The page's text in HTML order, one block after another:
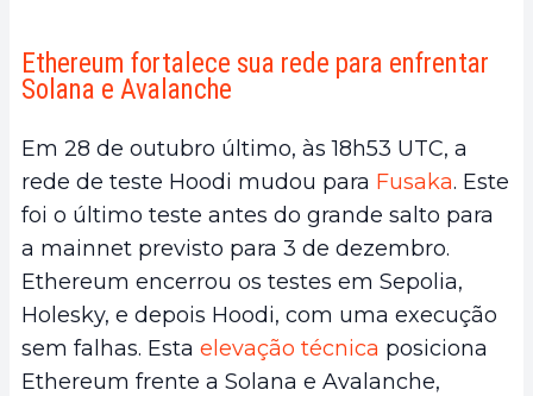
Ethereum fortalece sua rede para enfrentar
Solana e Avalanche
Em 28 de outubro último, às 18h53 UTC, a
rede de teste Hoodi mudou para Fusaka. Este
foi o último teste antes do grande salto para
a mainnet previsto para 3 de dezembro.
Ethereum encerrou os testes em Sepolia,
Holesky, e depois Hoodi, com uma execução
sem falhas. Esta elevação técnica posiciona
Ethereum frente a Solana e Avalanche,